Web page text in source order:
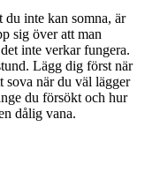
inte kan somna, är
sig över att man
inte verkar fungera.
Lägg dig först när
när du väl lägger
du försökt och hur
dålig vana.